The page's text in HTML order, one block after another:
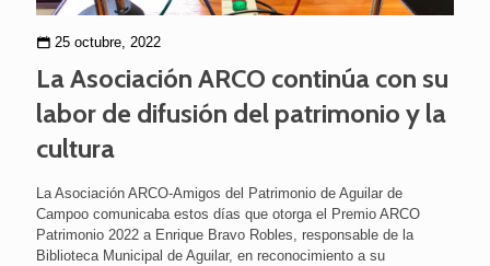
25 octubre, 2022
La Asociación ARCO continúa con su
labor de difusión del patrimonio y la
cultura
La Asociación ARCO-Amigos del Patrimonio de Aguilar de
Campoo comunicaba estos días que otorga el Premio ARCO
Patrimonio 2022 a Enrique Bravo Robles, responsable de la
Biblioteca Municipal de Aguilar, en reconocimiento a su